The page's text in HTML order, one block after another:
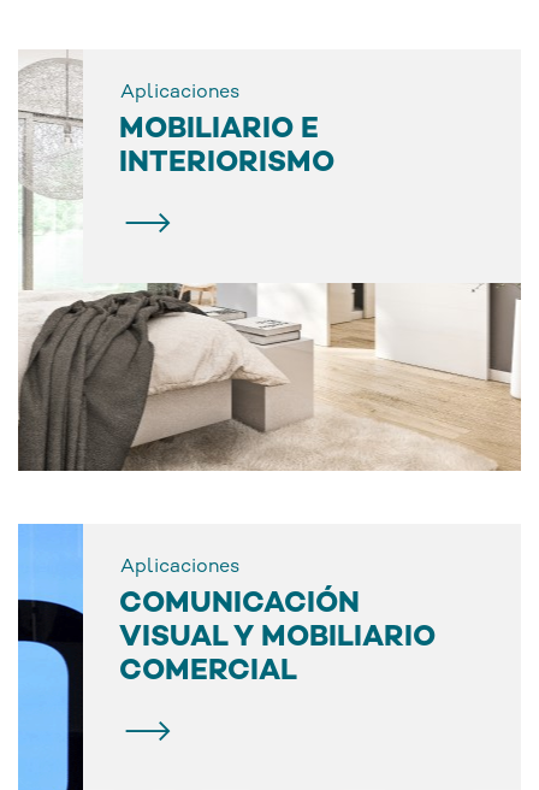
Aplicaciones
MOBILIARIO E
INTERIORISMO
Aplicaciones
COMUNICACIÓN
VISUAL Y MOBILIARIO
COMERCIAL